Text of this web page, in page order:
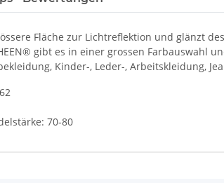
Fläche zur Lichtreflektion und glänzt
gibt es in einer grossen
Kinder-, Leder-, Arbeitskleidung,
70-80